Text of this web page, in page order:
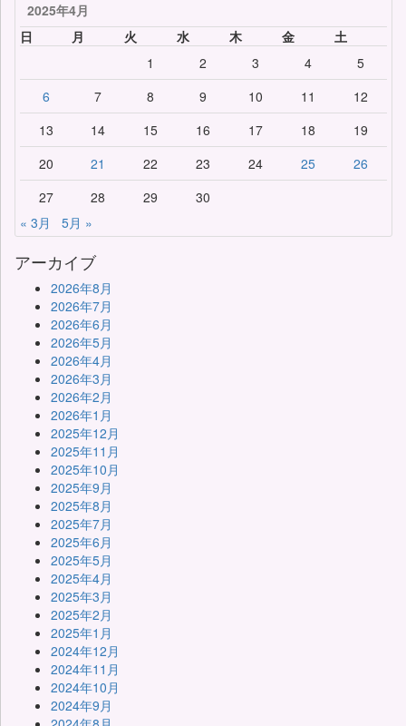
2025年4月
日
月 火 水 木 金
土
1
2 3 4
5
6
7 8 9 10 11
12
13
14 15 16 17 18
19
20
21 22 23 24 25
26
27
28 29
30
« 3月
5月 »
アーカイブ
2026年8月
2026年7月
2026年6月
2026年5月
2026年4月
2026年3月
2026年2月
2026年1月
2025年12月
2025年11月
2025年10月
2025年9月
2025年8月
2025年7月
2025年6月
2025年5月
2025年4月
2025年3月
2025年2月
2025年1月
2024年12月
2024年11月
2024年10月
2024年9月